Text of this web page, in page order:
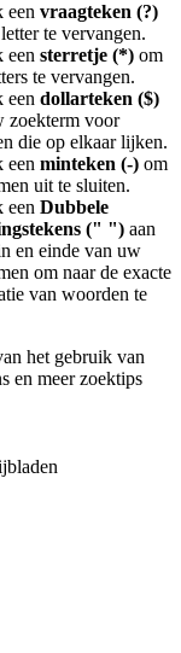
een vraagteken (?)
te vervangen.
een sterretje (*) om
te vervangen.
een dollarteken ($)
zoekterm voor
die op elkaar lijken.
een minteken (-) om
uit te sluiten.
een Dubbele
(" ") aan
en einde van uw
om naar de exacte
van woorden te
het gebruik van
en meer zoektips